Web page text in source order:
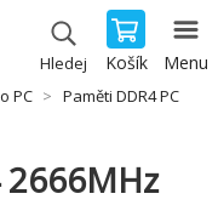
Hledej Košík Menu
PC
Paměti DDR4 PC
2666MHz